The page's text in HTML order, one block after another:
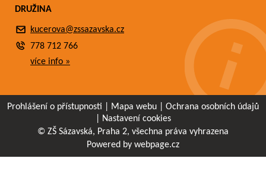
DRUŽINA
kucerova@zssazavska.cz
778 712 766
více info »
Prohlášení o přístupnosti Mapa webu
Ochrana osobních údajů
Nastavení cookies
© ZŠ Sázavská, Praha 2, všechna práva vyhrazena
Powered by webpage.cz